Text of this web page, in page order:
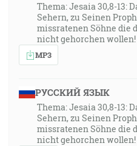
Thema: Jesaia 30,8-13:
Sehern, zu Seinen
missratenen Söhne die
nicht gehorchen wollen!
MP3
РУССКИЙ ЯЗЫК
Thema: Jesaia 30,8-13:
Sehern, zu Seinen
missratenen Söhne die
nicht gehorchen wollen!